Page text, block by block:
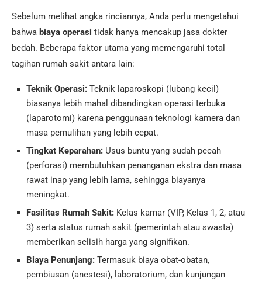
Sebelum melihat angka rinciannya, Anda perlu mengetahui
bahwa biaya operasi tidak hanya mencakup jasa dokter
bedah. Beberapa faktor utama yang memengaruhi total
tagihan rumah sakit antara lain:
Teknik Operasi: Teknik laparoskopi (lubang kecil)
biasanya lebih mahal dibandingkan operasi terbuka
(laparotomi) karena penggunaan teknologi kamera dan
masa pemulihan yang lebih cepat.
Tingkat Keparahan: Usus buntu yang sudah pecah
(perforasi) membutuhkan penanganan ekstra dan masa
rawat inap yang lebih lama, sehingga biayanya
meningkat.
Fasilitas Rumah Sakit: Kelas kamar (VIP, Kelas 1, 2, atau
3) serta status rumah sakit (pemerintah atau swasta)
memberikan selisih harga yang signifikan.
Biaya Penunjang: Termasuk biaya obat-obatan,
pembiusan (anestesi), laboratorium, dan kunjungan